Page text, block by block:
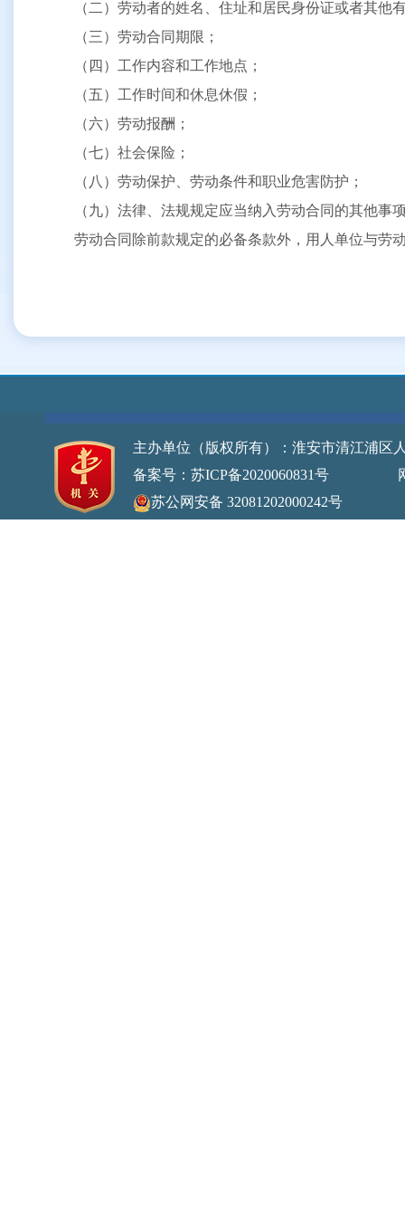
（二）劳动者的姓名、住址和居民身份证或者其他
（三）劳动合同期限；
（四）工作内容和工作地点；
（五）工作时间和休息休假；
（六）劳动报酬；
（七）社会保险；
（八）劳动保护、劳动条件和职业危害防护；
（九）法律、法规规定应当纳入劳动合同的其他事
劳动合同除前款规定的必备条款外，用人单位与劳
主办单位（版权所有）：淮安市清江浦
备案号：苏ICP备2020060831号
网站
苏公网安备 32081202000242号